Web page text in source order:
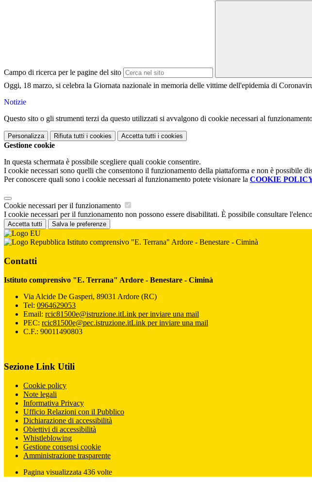
Campo di ricerca per le pagine del sito
Oggi, 18 marzo, si celebra la Giornata nazionale in memoria delle vittime dell'epidemia di
Notizie
Questo sito o gli strumenti terzi da questo utilizzati si avvalgono di cookie necessari al
Personalizza Rifiuta tutti i cookies Accetta tutti i cookies
Gestione cookie
In questa schermata è possibile scegliere quali cookie consentire.
I cookie necessari sono quelli che consentono il funzionamento della piattaforma e non è possibile
Per conoscere quali sono i cookie necessari al funzionamento potete visionare la COOKIE
Cookie necessari per il funzionamento
I cookie necessari per il funzionamento non possono essere disabilitati. È possibile consultare
Accetta tutti Salva le preferenze
Istituto comprensivo "E. Terrana" Ardore - Benestare - Ciminà
Contatti
Istituto comprensivo "E. Terrana" Ardore - Benestare - Ciminà
Via Alcide De Gasperi, 89031 Ardore (RC)
Tel: 0964629053
Email: rcic81500e@istruzione.itLink per inviare una mail
PEC: rcic81500e@pec.istruzione.itLink per inviare una mail
C.F.: 90011490803
Sezione Link Utili
Cookie policy
Note legali
Informativa Privacy
Ufficio Relazioni con il Pubblico
Dichiarazione di accessibilità
Obiettivi di accessibilità
Whistleblowing
Gestione consensi cookie
Amministrazione trasparente
Pagina visualizzata 436 volte